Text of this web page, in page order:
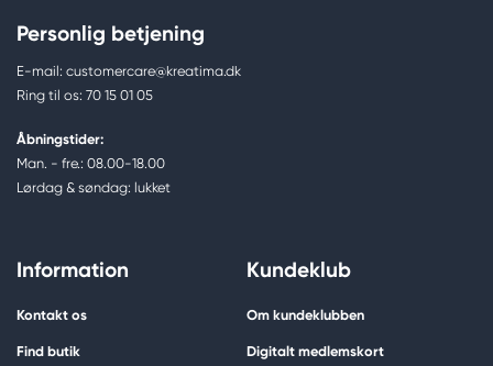
Personlig betjening
E-mail: customercare@kreatima.dk
Ring til os: 70 15 01 05
Åbningstider:
Man. - fre.: 08.00-18.00
Lørdag & søndag: lukket
Information
Kontakt os
Find butik
Kundeklub
Om kundeklubben
Digitalt medlemskort